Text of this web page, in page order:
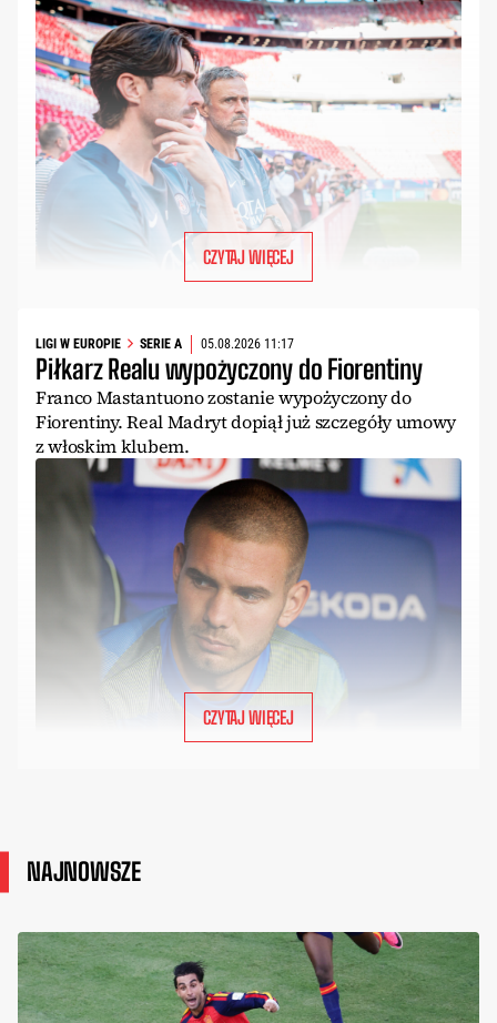
CZYTAJ WIĘCEJ
LIGI W EUROPIE SERIE A 05.08.2026 11:17
Piłkarz Realu wypożyczony do Fiorentiny
Franco Mastantuono zostanie wypożyczony do
Fiorentiny. Real Madryt dopiął już szczegóły umowy
z włoskim klubem.
CZYTAJ WIĘCEJ
NAJNOWSZE